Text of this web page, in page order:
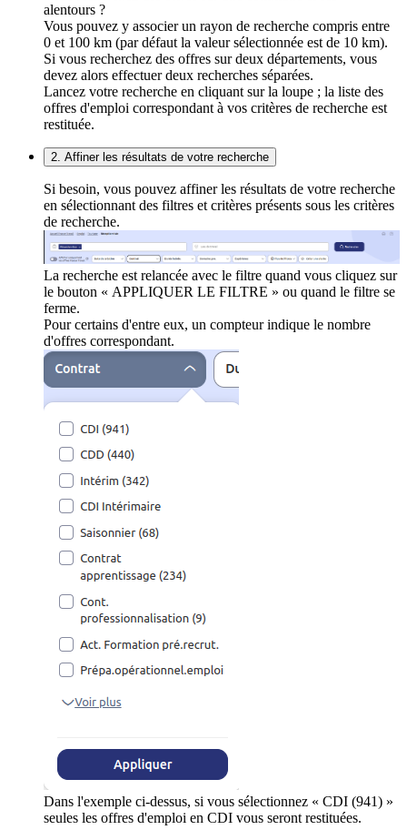
alentours ?
Vous pouvez y associer un rayon de recherche compris entre
0 et 100 km (par défaut la valeur sélectionnée est de 10 km).
Si vous recherchez des offres sur deux départements, vous
devez alors effectuer deux recherches séparées.
Lancez votre recherche en cliquant sur la loupe ; la liste des
offres d'emploi correspondant à vos critères de recherche est
restituée.
2. Affiner les résultats de votre recherche
Si besoin, vous pouvez affiner les résultats de votre recherche
en sélectionnant des filtres et critères présents sous les critères
de recherche.
La recherche est relancée avec le filtre quand vous cliquez sur
le bouton « APPLIQUER LE FILTRE » ou quand le filtre se
ferme.
Pour certains d'entre eux, un compteur indique le nombre
d'offres correspondant.
Dans l'exemple ci-dessus, si vous sélectionnez « CDI (941) »
seules les offres d'emploi en CDI vous seront restituées.